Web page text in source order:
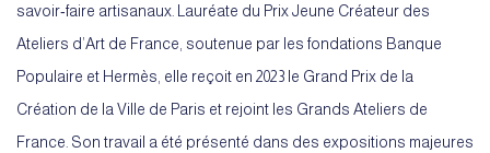
savoir‑faire artisanaux. Lauréate du Prix Jeune Créateur des
Ateliers d’Art de France, soutenue par les fondations Banque
Populaire et Hermès, elle reçoit en 2023 le Grand Prix de la
Création de la Ville de Paris et rejoint les Grands Ateliers de
France. Son travail a été présenté dans des expositions majeures